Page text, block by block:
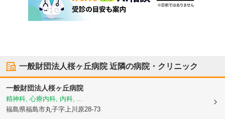
一般財団法人桜ヶ丘病院近隣の病院・クリニック
一般財団法人桜ヶ丘病院
精神科, 心療内科, 内科, ...
福島県福島市丸子字上川原28-73